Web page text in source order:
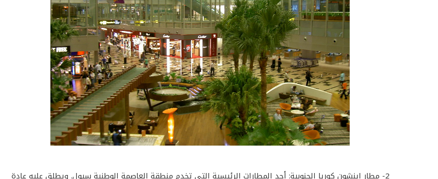
2- مطار اينشون كوريا الجنوبية: أحد المطارات الرئيسية التي تخدم منطقة العاصمة الوطنية سيول. ويطلق عليه عادة